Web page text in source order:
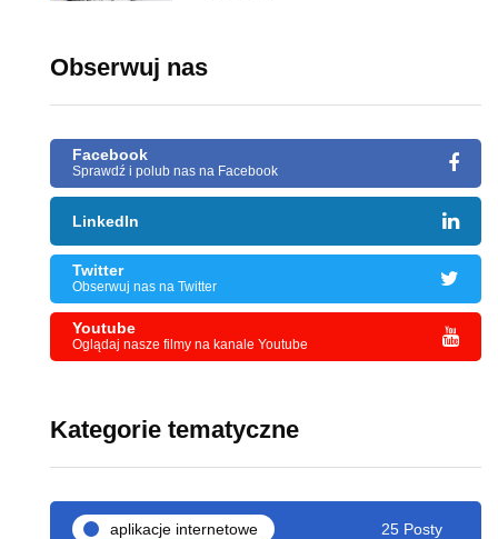
Obserwuj nas
Facebook
Sprawdź i polub nas na Facebook
LinkedIn
Twitter
Obserwuj nas na Twitter
Youtube
Oglądaj nasze filmy na kanale Youtube
Kategorie tematyczne
aplikacje internetowe 25 Posty